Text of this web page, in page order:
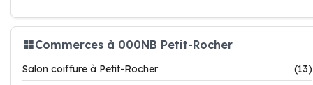
Commerces à 000NB Petit-Rocher
Salon coiffure à Petit-Rocher
(13)